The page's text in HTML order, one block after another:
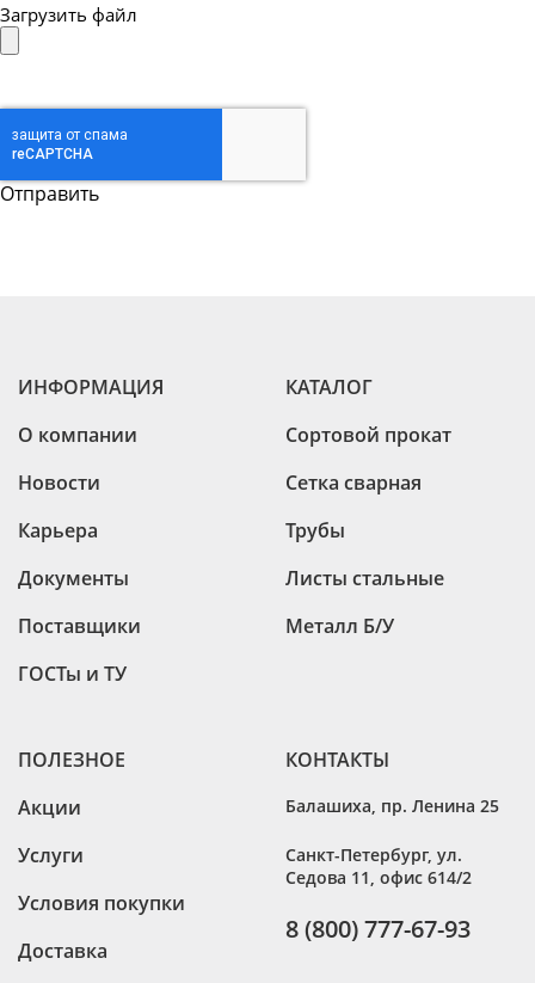
Загрузить файл
ИНФОРМАЦИЯ
О компании
Новости
Карьера
Документы
Поставщики
ГОСТы и ТУ
КАТАЛОГ
Сортовой прокат
Сетка сварная
Трубы
Листы стальные
Металл Б/У
ПОЛЕЗНОЕ
Акции
Услуги
Условия покупки
Доставка
КОНТАКТЫ
Балашиха пр. Ленина 25
Санкт-Петербург, ул.
Седова 11, офис 614/2
8 (800) 777-67-93